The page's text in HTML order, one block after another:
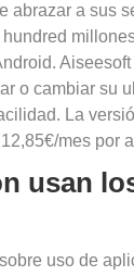
abrazar a sus
o cambiar su
La
mes por
usan
uso de